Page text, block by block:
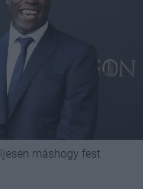
máshogy fest